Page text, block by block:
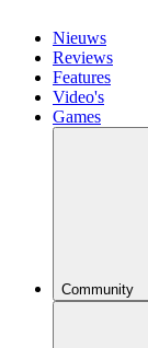
Nieuws
Reviews
Features
Video's
Games
Community